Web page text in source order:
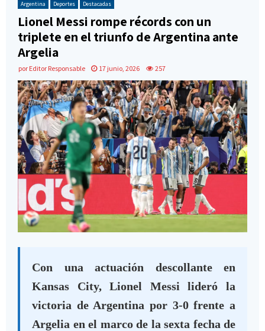
Argentina Deportes Destacadas
Lionel Messi rompe récords con un
triplete en el triunfo de Argentina ante
Argelia
por Editor Responsable 17 junio, 2026 257
Con una actuación descollante en
Kansas City, Lionel Messi lideró la
victoria de Argentina por 3-0 frente a
Argelia en el marco de la sexta fecha de